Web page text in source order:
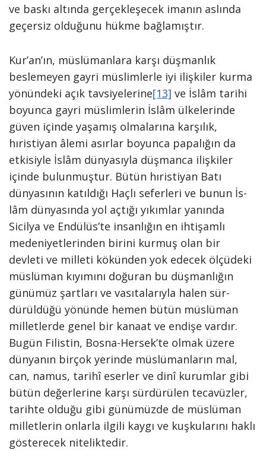
ve baskı altında gerçekle­şecek imanın aslında
geçersiz olduğunu hükme bağlamıştır.
Kur’an’ın, müslümanlara karşı düşmanlık
besleme­yen gayri müslimlerle iyi ilişkiler kurma
yönündeki açık tavsiyelerine[13] ve İslâm tarihi
boyunca gayri müslimlerin İslâm ülkelerinde
güven içinde yaşamış olma­larına karşılık,
hıristiyan âlemi asırlar bo­yunca papalığın da
etkisiyle İslâm dün­yasıyla düşmanca ilişkiler
içinde bulun­muştur. Bütün hıristiyan Batı
dünyası­nın katıldığı Haçlı seferleri ve bunun İs­
lâm dünyasında yol açtığı yıkımlar ya­nında
Sicilya ve Endülüs’te insanlığın en ihtişamlı
medeniyetlerinden birini kur­muş olan bir
devleti ve milleti kökünden yok edecek ölçüdeki
müslüman kıyımını doğuran bu düşmanlığın
günümüz şart­ları ve vasıtalarıyla halen sür­
dürüldüğü yönünde hemen bütün müs­lüman
milletlerde genel bir kanaat ve endişe vardır.
Bugün Filistin, Bosna-Hersek’te ol­mak üzere
dünyanın birçok yerinde müs­lümanların mal,
can, namus, tarihî eser­ler ve dinî kurumlar gibi
bütün değerle­rine karşı sürdürülen tecavüzler,
tarih­te olduğu gibi günümüzde de müslüman
milletlerin onlarla ilgili kaygı ve kuşku­larını haklı
gösterecek niteliktedir.